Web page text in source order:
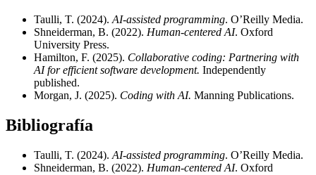
Taulli, T. (2024). AI-assisted programming. O’Reilly Media.
Shneiderman, B. (2022). Human-centered AI. Oxford
University Press.
Hamilton, F. (2025). Collaborative coding: Partnering with
AI for efficient software development. Independently
published.
Morgan, J. (2025). Coding with AI. Manning Publications.
Bibliografía
Taulli, T. (2024). AI-assisted programming. O’Reilly Media.
Shneiderman, B. (2022). Human-centered AI. Oxford